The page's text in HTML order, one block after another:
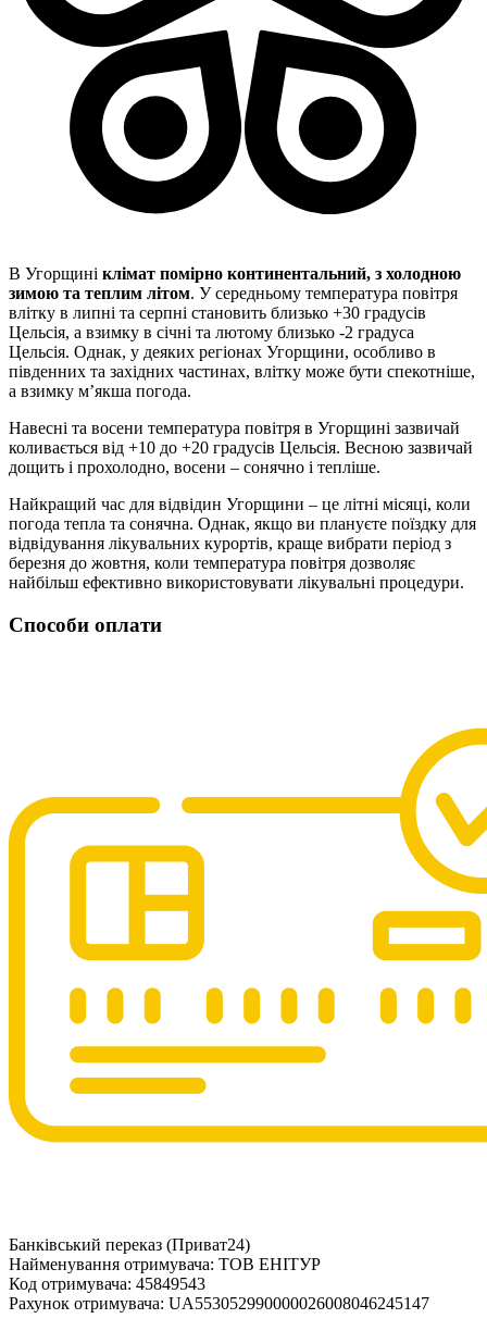
В Угорщині клімат помірно континентальний, з холодною
зимою та теплим літом. У середньому температура повітря
влітку в липні та серпні становить близько +30 градусів
Цельсія, а взимку в січні та лютому близько -2 градуса
Цельсія. Однак, у деяких регіонах Угорщини, особливо в
південних та західних частинах, влітку може бути спекотніше,
а взимку м’якша погода.
Навесні та восени температура повітря в Угорщині зазвичай
коливається від +10 до +20 градусів Цельсія. Весною зазвичай
дощить і прохолодно, восени – сонячно і тепліше.
Найкращий час для відвідин Угорщини – це літні місяці, коли
погода тепла та сонячна. Однак, якщо ви плануєте поїздку для
відвідування лікувальних курортів, краще вибрати період з
березня до жовтня, коли температура повітря дозволяє
найбільш ефективно використовувати лікувальні процедури.
Способи оплати
Банківський переказ (Приват24)
Найменування отримувача: ТОВ ЕНІТУР
Код отримувача: 45849543
Рахунок отримувача: UA553052990000026008046245147